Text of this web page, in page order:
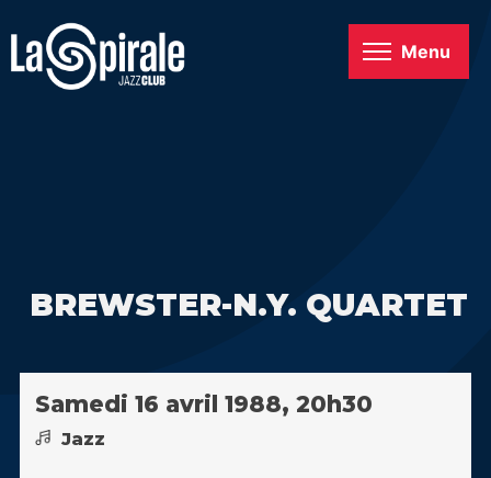
Menu
BREWSTER-N.Y. QUARTET
Samedi 16 avril 1988, 20h30
Jazz